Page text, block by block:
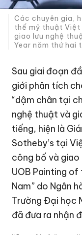
Các chuyên gia,
thế mỹ thuật Việt
giao lưu nghệ
Year năm thứ hai
Sau giai đoạn
giới phân tích
“dậm chân tại
nghệ thuật và
tiếng, hiện là
Sotheby’s tại
công bố và
UOB Painting
Nam” do Ngân
Trường Đại học
đã đưa ra nhận